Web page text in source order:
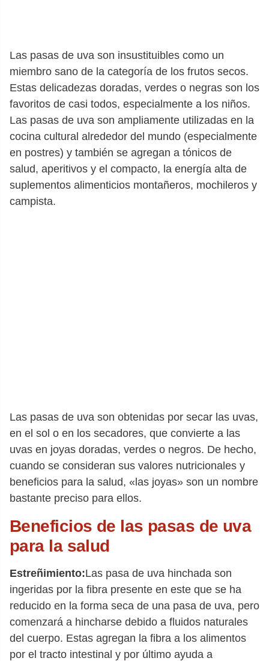
Las pasas de uva son insustituibles como un
miembro sano de la categoría de los frutos secos.
Estas delicadezas doradas, verdes o negras son los
favoritos de casi todos, especialmente a los niños.
Las pasas de uva son ampliamente utilizadas en la
cocina cultural alrededor del mundo (especialmente
en postres) y también se agregan a tónicos de
salud, aperitivos y el compacto, la energía alta de
suplementos alimenticios montañeros, mochileros y
campista.
Las pasas de uva son obtenidas por secar las uvas,
en el sol o en los secadores, que convierte a las
uvas en joyas doradas, verdes o negros. De hecho,
cuando se consideran sus valores nutricionales y
beneficios para la salud, «las joyas» son un nombre
bastante preciso para ellos.
Beneficios de las pasas de uva
para la salud
Estreñimiento:Las pasa de uva hinchada son
ingeridas por la fibra presente en este que se ha
reducido en la forma seca de una pasa de uva, pero
comenzará a hincharse debido a fluidos naturales
del cuerpo. Estas agregan la fibra a los alimentos
por el tracto intestinal y por último ayuda a